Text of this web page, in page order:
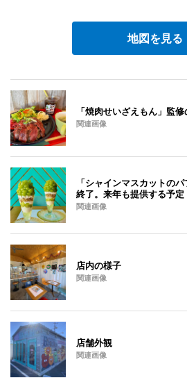
地図を見る
「焼肉せいざえもん」監
関連画像
「シャインマスカットの
終了。来年も提供する予定
関連画像
店内の様子
関連画像
店舗外観
関連画像